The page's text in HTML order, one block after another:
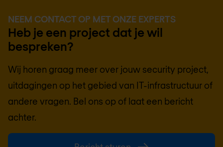
NEEM CONTACT OP MET ONZE EXPERTS
Heb je een project dat je wil
bespreken?
Wij horen graag meer over jouw security project,
uitdagingen op het gebied van IT-infrastructuur of
andere vragen. Bel ons op of laat een bericht
achter.